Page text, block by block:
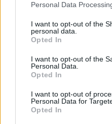
Personal Data
I want to opt-out of the
personal data.
Opted In
I want to opt-out of the
Personal Data.
Opted In
I want to opt-out of
Personal Data for
Opted In
ήταν επίσης ο
Ιπποκράτειου Ινστιτούτου
Ιατρός Κ. Κουσκούκης, ο
Γ. Γραμματέας του
ΡΟΗ ΕΙΔΗΣΕΩΝ
ΠΕΡΙΦΕΡΕΙΕΣ